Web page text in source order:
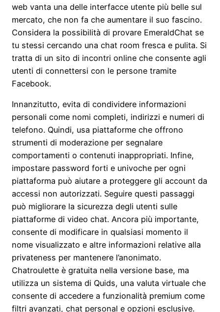
web vanta una delle interfacce utente più belle sul
mercato, che non fa che aumentare il suo fascino.
Considera la possibilità di provare EmeraldChat se
tu stessi cercando una chat room fresca e pulita. Si
tratta di un sito di incontri online che consente agli
utenti di connettersi con le persone tramite
Facebook.
Innanzitutto, evita di condividere informazioni
personali come nomi completi, indirizzi e numeri di
telefono. Quindi, usa piattaforme che offrono
strumenti di moderazione per segnalare
comportamenti o contenuti inappropriati. Infine,
impostare password forti e univoche per ogni
piattaforma può aiutare a proteggere gli account da
accessi non autorizzati. Seguire questi passaggi
può migliorare la sicurezza degli utenti sulle
piattaforme di video chat. Ancora più importante,
consente di modificare in qualsiasi momento il
nome visualizzato e altre informazioni relative alla
privateness per mantenere l’anonimato.
Chatroulette è gratuita nella versione base, ma
utilizza un sistema di Quids, una valuta virtuale che
consente di accedere a funzionalità premium come
filtri avanzati, chat personal e opzioni esclusive.